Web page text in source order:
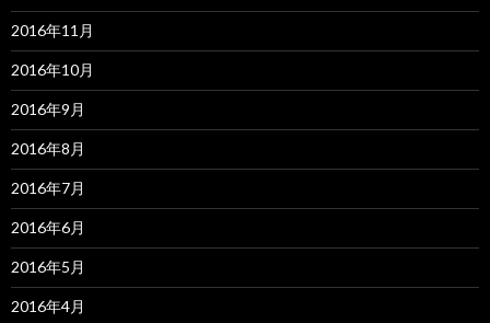
2016年11月
2016年10月
2016年9月
2016年8月
2016年7月
2016年6月
2016年5月
2016年4月